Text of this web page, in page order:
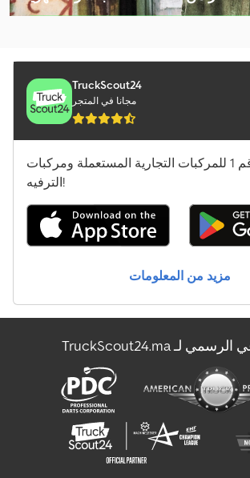
Claas Lexion 740
Claas Lexion 770
Claas Liner 1800 Twin
Claas Liner 450
Claas Orbis 450
Claas Rollant 540 Rc
Claas Vario 770
Claas Volto 1100 T
TruckScout24
مجانا في المتجر
تطبيق رقم 1 للمركبات التجارية المستعملة ومركبات
الترفيه!
مزيد من المعلومات